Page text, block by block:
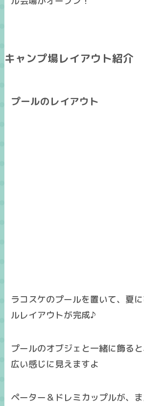
キャンプ場レイアウト紹介
プールのレイアウト
ラコスケのプールを置いて、夏
ルレイアウトが完成♪
プールのオブジェと一緒に飾る
広い感じに見えますよ
ペーター＆ドレミカップルが、